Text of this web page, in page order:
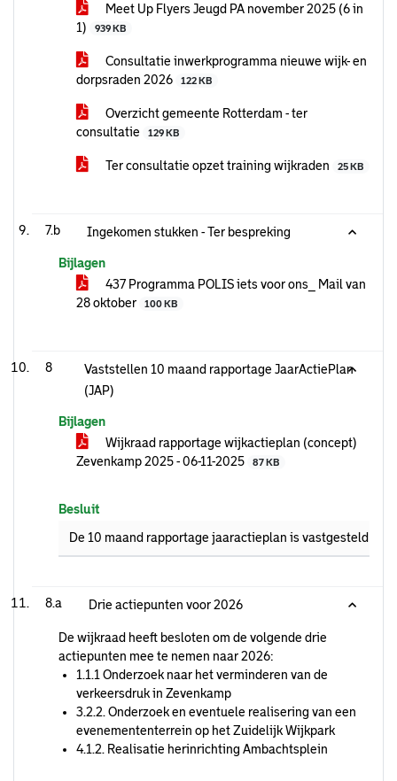
Meet Up Flyers Jeugd PA november 2025 (6 in
1)
939 KB
Consultatie inwerkprogramma nieuwe wijk- en
dorpsraden 2026
122 KB
Overzicht gemeente Rotterdam - ter
consultatie
129 KB
Ter consultatie opzet training wijkraden 25 KB
7.b Ingekomen stukken - Ter bespreking
Bijlagen
437 Programma POLIS iets voor ons_ Mail van
28 oktober
100 KB
8
Vaststellen 10 maand rapportage JaarActiePlan
(JAP)
Bijlagen
Wijkraad rapportage wijkactieplan (concept)
Zevenkamp 2025 - 06-11-2025
87 KB
Besluit
De 10 maand rapportage jaaractieplan is vastgesteld
8.a Drie actiepunten voor 2026
De wijkraad heeft besloten om de volgende drie
actiepunten mee te nemen naar 2026:
1.1.1 Onderzoek naar het verminderen van de
verkeersdruk in Zevenkamp
3.2.2. Onderzoek en eventuele realisering van een
evenemententerrein op het Zuidelijk Wijkpark
4.1.2. Realisatie herinrichting Ambachtsplein